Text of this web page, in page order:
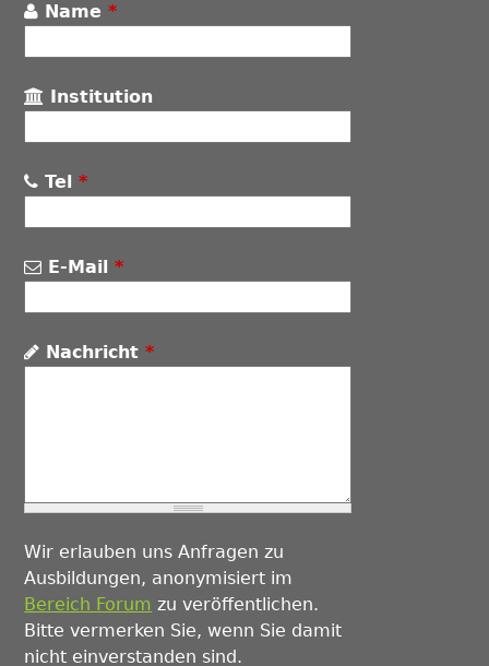
Name*
Institution
Tel*
E-Mail*
Nachricht*
Wir erlauben uns Anfragen zu
Ausbildungen, anonymisiert im
Bereich Forum zu veröffentlichen.
Bitte vermerken Sie, wenn Sie damit
nicht einverstanden sind.